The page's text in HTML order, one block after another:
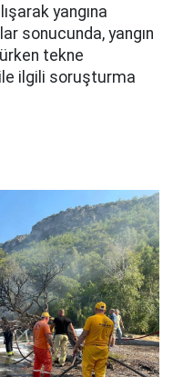
yangına
sonucunda, yangın
tekne
ile ilgili soruşturma